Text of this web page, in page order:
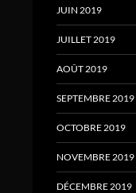
JUIN 2019
JUILLET 2019
AOÛT 2019
SEPTEMBRE 2019
OCTOBRE 2019
NOVEMBRE 2019
DÉCEMBRE 2019